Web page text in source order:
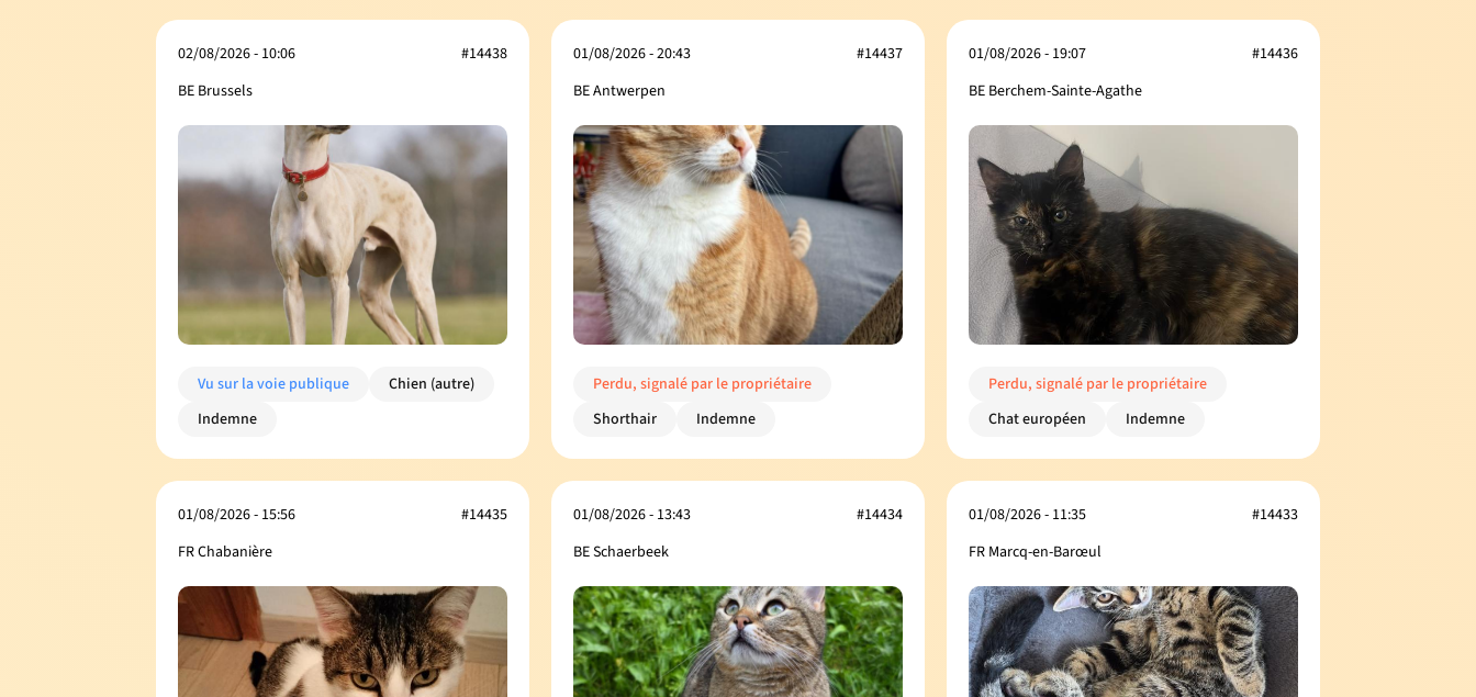
02/08/2026 - 10:06
BE Brussels
#14438
Vu sur la voie publique
Chien (autre)
Indemne
01/08/2026 - 20:43
BE Antwerpen
#14437
Perdu, signalé par le propriétaire
Shorthair
Indemne
01/08/2026 - 19:07
BE Berchem-Sainte-Agathe
#14436
Perdu, signalé par le propriétaire
Chat européen
Indemne
01/08/2026 - 15:56
FR Chabanière
#14435
01/08/2026 - 13:43
BE Schaerbeek
#14434
01/08/2026 - 11:35
FR Marcq-en-Barœul
#14433